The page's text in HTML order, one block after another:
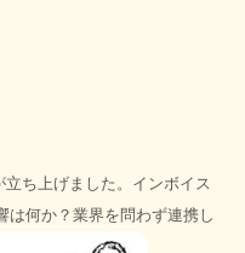
ち上げました。インボイス
は何か？業界を問わず連携し